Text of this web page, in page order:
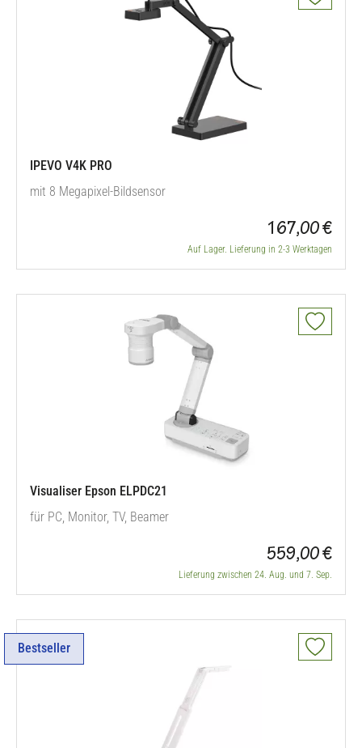
IPEVO V4K PRO
mit 8 Megapixel-Bildsensor
167,00 €
Auf Lager. Lieferung in 2-3 Werktagen
Visualiser Epson ELPDC21
für PC, Monitor, TV, Beamer
559,00 €
Lieferung zwischen 24. Aug. und 7. Sep.
Bestseller